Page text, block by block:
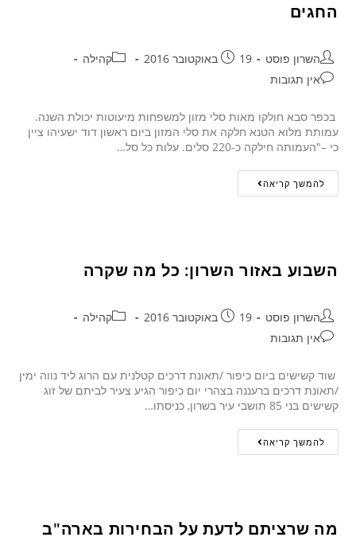
החגים
השרון פוסט 19 באוקטובר 2016
קהילה
אין תגובות
בכפר סבא חולקו מאות סלי מזון למשפחות מיעוטות יכולת השנה.
עמותת מלוא הטנא חלקה את סלי המזון ביום ראשון דוד ישעיהו ציין
כי –"העמותה חילקה כ-220 סלים. עלות כל סל…
להמשך קריאה
השבוע באזור השרון: כל מה שקרה
השרון פוסט 19 באוקטובר 2016
קהילה
אין תגובות
שוד קשישים ביום כיפור /תאונת דרכים קטלנית עם הרוג ליד נווה ימין
/תאונת דרכים ברעננה בצהרי יום כיפור הגיע צעיר לביתם של זוג
קשישים בני 85 תושבי עיר בשרון, כניסתו…
להמשך קריאה
מה שרציתם לדעת על הבחירות בארה"ב